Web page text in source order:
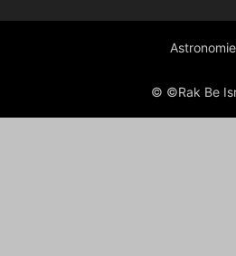
Astronomie
© ©Rak Be